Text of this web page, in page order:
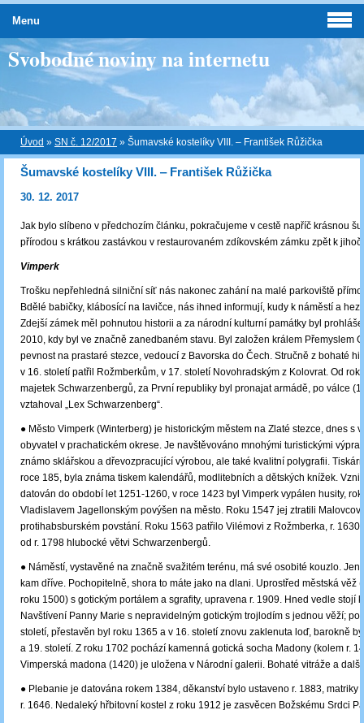
Svobodné noviny na internetu
Úvod » SN č. 12/2017 » Šumavské kostelíky VIII. ‒ František Růžička
Šumavské kostelíky VIII. ‒ František Růžička
30. 12. 2017
Jak bylo slíbeno v předchozím článku, pokračujeme v cestě napříč krásnou
přírodou s krátkou zastávkou v restaurovaném zdíkovském zámku zpět k
Vimperk
Trošku nepřehledná silniční síť nás nakonec zahání na malé parkoviště
Bdělé babičky, klábosící na lavičce, nás ihned informují, kudy k náměstí a
Zdejší zámek měl pohnutou historii a za národní kulturní památky byl
2010, kdy byl ve značně zanedbaném stavu. Byl založen králem Přemyslem
pevnost na prastaré stezce, vedoucí z Bavorska do Čech. Stručně z bohaté
v 16. století patřil Rožmberkům, v 17. století Novohradským z Kolovrat. Od
majetek Schwarzenbergů, za První republiky byl pronajat armádě, po válce
vztahoval „Lex Schwarzenberg“.
● Město Vimperk (Winterberg) je historickým městem na Zlaté stezce, dnes s
obyvatel v prachatickém okrese. Je navštěvováno mnohými turistickými
známo sklářskou a dřevozpracující výrobou, ale také kvalitní polygrafii.
roce 185, byla známa tiskem kalendářů, modlitebních a dětských knížek.
datován do období let 1251-1260, v roce 1423 byl Vimperk vypálen husity,
Vladislavem Jagellonským povýšen na město. Roku 1547 jej ztratili
protihabsburském povstání. Roku 1563 patřilo Vilémovi z Rožmberka, r. 1630
od r. 1798 hlubocké větvi Schwarzenbergů.
● Náměstí, vystavěné na značně svažitém terénu, má své osobité kouzlo. Jen
kam dříve. Pochopitelně, shora to máte jako na dlani. Uprostřed městská věž
roku 1500) s gotickým portálem a sgrafity, upravena r. 1909. Hned vedle stojí
Navštívení Panny Marie s nepravidelným gotickým trojlodím s jednou věží;
století, přestavěn byl roku 1365 a v 16. století znovu zaklenuta loď, barokně
a 19. století. Z roku 1702 pochází kamenná gotická socha Madony (kolem r.
Vimperská madona (1420) je uložena v Národní galerii. Bohaté vitráže a další
● Plebanie je datována rokem 1384, děkanství bylo ustaveno r. 1883, matriky
r. 1646. Nedaleký hřbitovní kostel z roku 1912 je zasvěcen Božskému Srdci
Menu